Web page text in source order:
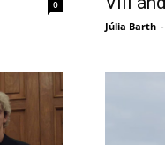
0
Júlia Barth -